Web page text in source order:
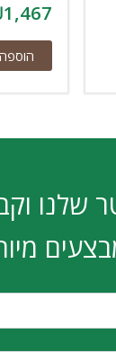
1,467
שלנו